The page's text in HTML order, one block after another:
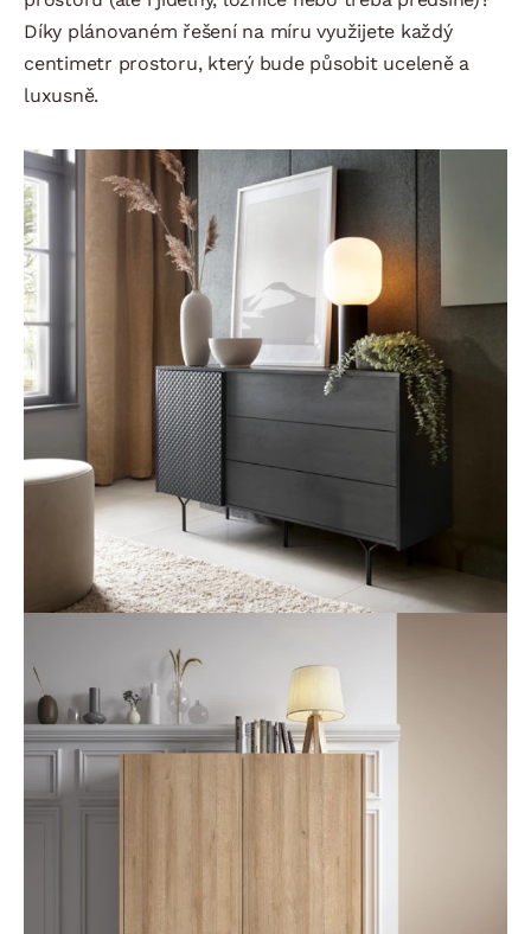
Díky plánovaném řešení na míru využijete každý
centimetr prostoru, který bude působit uceleně a
luxusně.